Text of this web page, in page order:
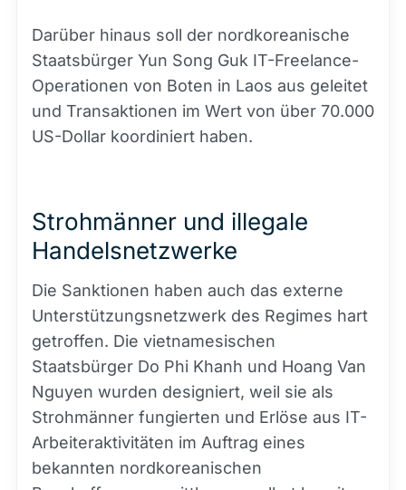
Darüber hinaus soll der nordkoreanische
Staatsbürger Yun Song Guk IT-Freelance-
Operationen von Boten in Laos aus geleitet
und Transaktionen im Wert von über 70.000
US-Dollar koordiniert haben.
Strohmänner und illegale
Handelsnetzwerke
Die Sanktionen haben auch das externe
Unterstützungsnetzwerk des Regimes hart
getroffen. Die vietnamesischen
Staatsbürger Do Phi Khanh und Hoang Van
Nguyen wurden designiert, weil sie als
Strohmänner fungierten und Erlöse aus IT-
Arbeiteraktivitäten im Auftrag eines
bekannten nordkoreanischen